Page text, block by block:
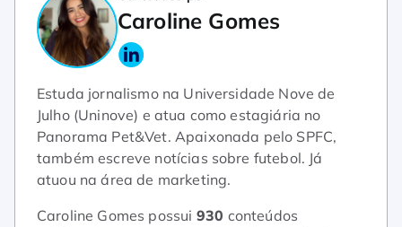
Caroline Gomes
Estuda jornalismo na Universidade Nove de
Julho (Uninove) e atua como estagiária no
Panorama Pet&Vet. Apaixonada pelo SPFC,
também escreve notícias sobre futebol. Já
atuou na área de marketing.
Caroline Gomes possui 930 conteúdos